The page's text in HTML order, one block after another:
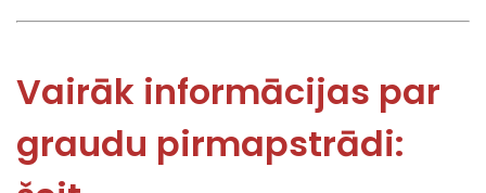
Vairāk informācijas par
graudu pirmapstrādi: